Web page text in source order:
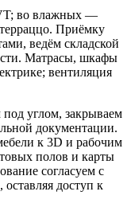
во влажных —
Приёмку
ведём складской
Матрасы, шкафы
вентиляция
углом, закрываем
документации.
к 3D и рабочим
полов и карты
согласуем с
доступ к